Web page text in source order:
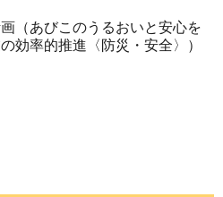
（あびこのうるおいと安心を
効率的推進〈防災・安全〉）